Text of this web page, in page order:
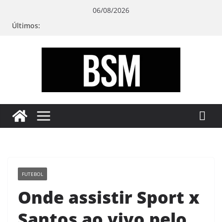
06/08/2026
Últimos:
sua
Mente
FUTEBOL
Onde assistir Sport x